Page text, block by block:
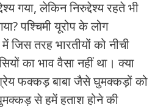
गया, लेकिन निरुद्देश्‍य रहते भी
पश्चिमी यूरोप के लोग
जिस तरह भारतीयों को नीची
का भाव वैसा नहीं था। क्या
फक्‍कड़ बाबा जैसे घुमक्कड़ों को
से हमें हताश होने की